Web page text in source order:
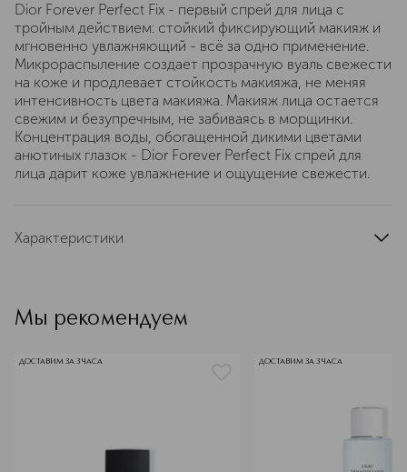
Dior Forever Perfect Fix - первый спрей для лица с
тройным действием: стойкий фиксирующий макияж и
мгновенно увлажняющий - всё за одно применение.
Микрораспыление создает прозрачную вуаль свежести
на коже и продлевает стойкость макияжа, не меняя
интенсивность цвета макияжа. Макияж лица остается
свежим и безупречным, не забиваясь в морщинки.
Концентрация воды, обогащенной дикими цветами
анютиных глазок - Dior Forever Perfect Fix спрей для
лица дарит коже увлажнение и ощущение свежести.
Характеристики
Мы рекомендуем
ДОСТАВИМ ЗА 3 ЧАСА ДОСТАВИМ ЗА 3 ЧАСА